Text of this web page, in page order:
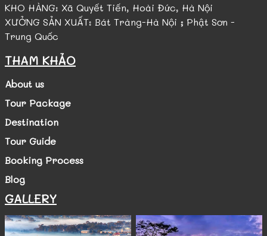
KHO HÀNG: Xã Quyết Tiến, Hoài Đức, Hà Nội
XƯỞNG SẢN XUẤT: Bát Tràng-Hà Nội ; Phật Sơn -
Trung Quốc
THAM KHẢO
About us
Tour Package
Destination
Tour Guide
Booking Process
Blog
GALLERY